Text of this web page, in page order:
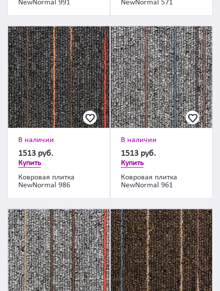
NewNormal 991
NewNormal 571
В наличии
1513 руб.
Купить
Ковровая плитка
NewNormal 986
В наличии
1513 руб.
Купить
Ковровая плитка
NewNormal 961